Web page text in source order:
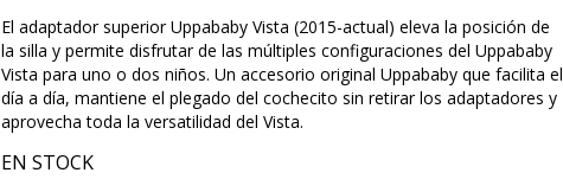
El adaptador superior Uppababy Vista (2015-actual) eleva la posición de
la silla y permite disfrutar de las múltiples configuraciones del Uppababy
Vista para uno o dos niños. Un accesorio original Uppababy que facilita el
día a día, mantiene el plegado del cochecito sin retirar los adaptadores y
aprovecha toda la versatilidad del Vista.
EN STOCK